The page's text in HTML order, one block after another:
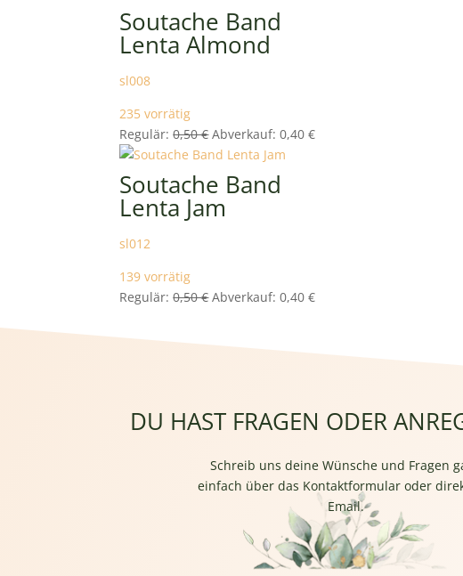
war:
0,50 €
Soutache Band
Lenta Almond
sl008
235 vorrätig
Regulär: 0,50€Ursprünglicher
Preis
war:
0,50 €
Abverkauf: 0,40€Aktueller
Soutache Band
Lenta Jam
sl012
139 vorrätig
Regulär: 0,50€Ursprünglicher
Abverkauf: 0,40€Aktueller
0,40 €.
DU HAST FRAGEN ODER
Schreib uns deine Wünsche und Fragen
einfach über das Kontaktformular oder
Email.